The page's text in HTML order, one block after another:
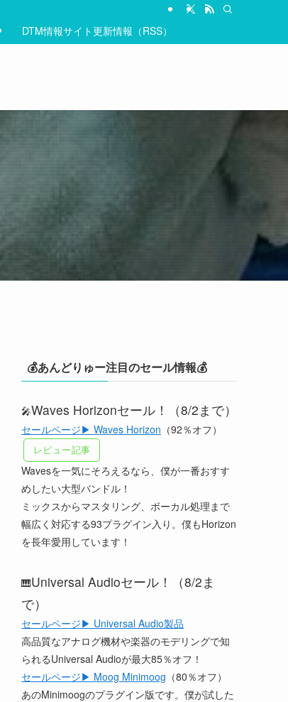
DTM情報サイト更新情報（RSS）
💰あんどりゅー注目のセール情報💰
🎤Waves Horizonセール！（8/2まで）
セールページ▶ Waves Horizon （92％オフ）
レビュー記事
Wavesを一気にそろえるなら、僕が一番おすす
めしたい大型バンドル！
ミックスからマスタリング、ボーカル処理まで
幅広く対応する93プラグイン入り。僕もHorizon
を長年愛用しています！
🎹Universal Audioセール！（8/2ま
で）
セールページ▶ Universal Audio製品
高品質なアナログ機材や楽器のモデリングで知
られるUniversal Audioが最大85％オフ！
セールページ▶ Moog Minimoog （80％オフ）
あのMinimoogのプラグイン版です。僕が試した